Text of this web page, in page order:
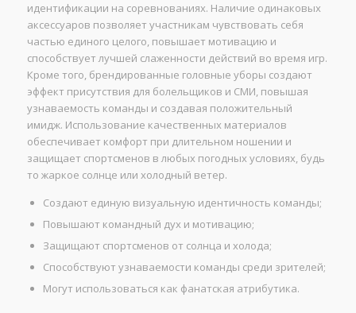
идентификации на соревнованиях. Наличие одинаковых
аксессуаров позволяет участникам чувствовать себя
частью единого целого, повышает мотивацию и
способствует лучшей слаженности действий во время игр.
Кроме того, брендированные головные уборы создают
эффект присутствия для болельщиков и СМИ, повышая
узнаваемость команды и создавая положительный
имидж. Использование качественных материалов
обеспечивает комфорт при длительном ношении и
защищает спортсменов в любых погодных условиях, будь
то жаркое солнце или холодный ветер.
Создают единую визуальную идентичность команды;
Повышают командный дух и мотивацию;
Защищают спортсменов от солнца и холода;
Способствуют узнаваемости команды среди зрителей;
Могут использоваться как фанатская атрибутика.